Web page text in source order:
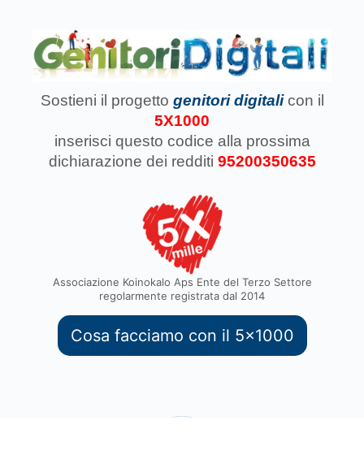
Sostieni il progetto genitori digitali con il
5X1000
inserisci questo codice alla prossima
dichiarazione dei redditi 95200350635
Associazione Koinokalo Aps Ente del Terzo Settore
regolarmente registrata dal 2014
Cosa facciamo con il 5x1000